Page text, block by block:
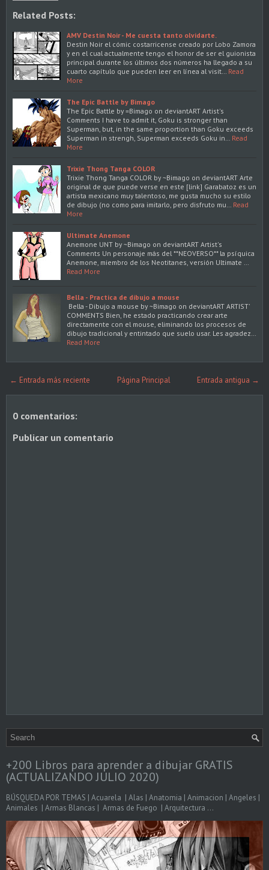
Related Posts:
AMV Destin Noir - Me cuesta tanto olvidarte.
Destin Noir el cómic costarricense creado por Lobo Zamora
y en el cual actualmente tengo el honor de ser el guionista
principal durante los últimos dos números ha llegado a su
cuarto capítulo que pueden leer en línea al visit… Read
More
The Epic Battle by Bimago
The Epic Battle by =Bimago on deviantART Artist's
Comments I have to admit it, Goku is stronger than
Superman, but, in the same proportion than Goku exceeds
Superman in strengh, Superman exceeds Goku in… Read
More
Trixie Thong Tanga COLOR
Trixie Thong Tanga COLOR by ~Bimago on deviantART Arte
original de que puede verse en este [link] Garabatoz es un
artista mexicano muy talentoso, me gusta mucho su estilo
de dibujo (no como para imitarlo, pero disfruto mu… Read
More
Ultimate Anemone
Anemone UNT by ~Bimago on deviantART Artist's
Comments Un personaje más del **NEOVERSO** la psíquica
Anemone, miembro de los Neotitanes, versión Ultimate …
Read More
Bella - Practica de dibujo a mouse
Bella - Dibujo a mouse by ~Bimago on deviantART ARTIST'
COMMENTS Bien, he estado practicando crear arte
directamente con el mouse, eliminando los procesos de
dibujo tradicional y entintado que suelo usar. Les agradez…
Read More
← Entrada más reciente Entrada antigua →
Página Principal
0 comentarios:
Publicar un comentario
+200 Libros para aprender a dibujar GRATIS
(ACTUALIZANDO JULIO 2020)
BÚSQUEDA POR TEMAS | Acuarela | Alas | Anatomia | Animacion | Angeles |
Animales | Armas Blancas | Armas de Fuego | Arquitectura ...